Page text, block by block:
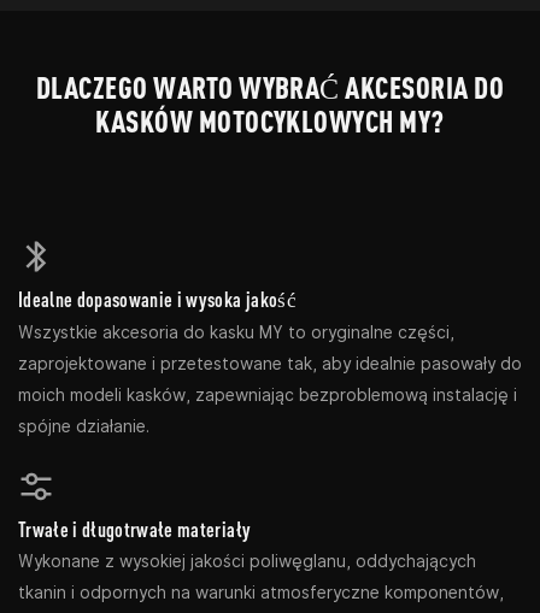
motocyklowych
DLACZEGO WARTO WYBRAĆ AKCESORIA DO
KASKÓW MOTOCYKLOWYCH MY?
Idealne dopasowanie i wysoka jakość
Wszystkie akcesoria do kasku MY to oryginalne części,
zaprojektowane i przetestowane tak, aby idealnie pasowały do
​​moich modeli kasków, zapewniając bezproblemową instalację i
spójne działanie.
Trwałe i długotrwałe materiały
Wykonane z wysokiej jakości poliwęglanu, oddychających
tkanin i odpornych na warunki atmosferyczne komponentów,